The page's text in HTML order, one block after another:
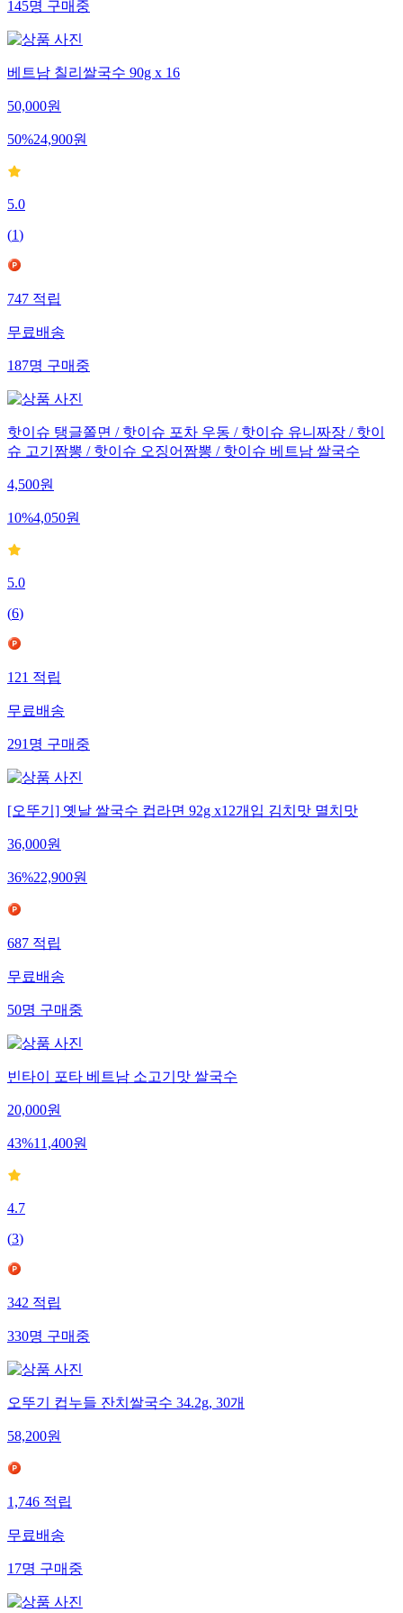
145명 구매중
베트남 칠리쌀국수 90g x 16
50,000원
50%24,900원
5.0
(1)
747 적립
무료배송
187명 구매중
핫이슈 탱글쫄면 / 핫이슈 포차 우동 / 핫이슈 유니짜장 / 핫이
슈 고기짬뽕 / 핫이슈 오징어짬뽕 / 핫이슈 베트남 쌀국수
4,500원
10%4,050원
5.0
(6)
121 적립
무료배송
291 명 구매중
[오뚜기] 옛날 쌀국수 컵라면 92g x12개입 김치맛 멸치맛
36,000원
36%22,900원
687 적립
무료배송
50명 구매중
빈타이 포타 베트남 소고기맛 쌀국수
20,000원
43%11,400원
4.7
(3)
342 적립
330명 구매중
오뚜기 컵누들 잔치쌀국수 34.2g, 30개
58,200원
1,746 적립
무료배송
17명 구매중